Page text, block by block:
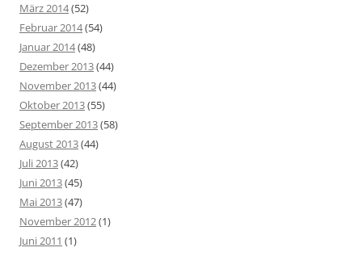
März 2014(52)
Februar 2014(54)
Januar 2014(48)
Dezember 2013(44)
November 2013(44)
Oktober 2013(55)
September 2013(58)
August 2013(44)
Juli 2013(42)
Juni 2013(45)
Mai 2013(47)
November 2012(1)
Juni 2011 (1)